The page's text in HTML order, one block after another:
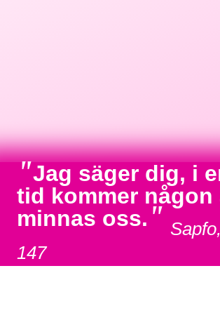
"Jag säger dig, i
tid kommer någon
minnas oss. "
147